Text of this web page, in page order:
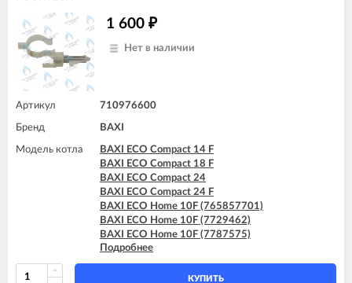
BAXI ECO-5 Compact 24
BAXI ECO-5 Compact 24 F
BAXI FOURTECH 24 F (CSB)
1 600 ₽
Нет в наличии
Артикул 710976600
Бренд BAXI
Модель котла
BAXI ECO Compact 14 F
BAXI ECO Compact 18 F
BAXI ECO Compact 24
BAXI ECO Compact 24 F
BAXI ECO Home 10F (765857701)
BAXI ECO Home 10F (7729462)
BAXI ECO Home 10F (7787575)
BAXI ECO Home 14F (765281001)
BAXI ECO Home 14F (7729463)
BAXI ECO Home 14F (7787576)
Подробнее
КУПИТЬ